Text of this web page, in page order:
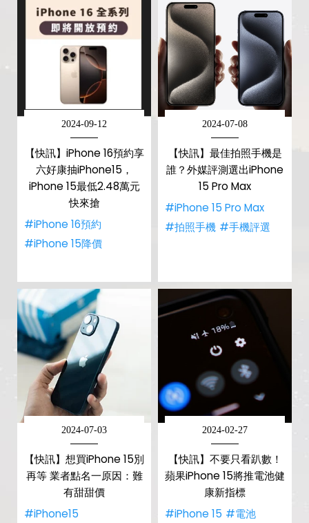
2024-09-12
【快訊】iPhone 16預約享
六好康抽iPhone15，
iPhone 15最低2.48萬元
快來搶
#iPhone 16預約
#iPhone 15降價
2024-07-08
【快訊】最佳拍照手機是
誰？外媒評測選出iPhone
15 Pro Max
#iPhone 15 Pro Max
#拍照手機 #手機評選
2024-07-03
【快訊】想買iPhone 15別
再等 業者點名一原因：難
有甜甜價
#iPhone15
2024-02-27
【快訊】不要只看趴數！
蘋果iPhone 15將推電池健
康新指標
#iPhone 15 #電池